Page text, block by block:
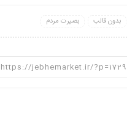
بدون قالب بصیرت مردم